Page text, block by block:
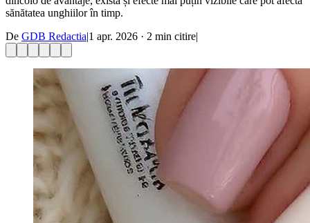
sănătatea unghiilor în timp.
De GDB Redactia|1 apr. 2026 · 2 min citire|